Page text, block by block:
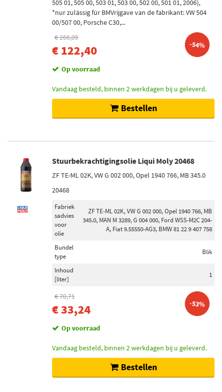
505 01, 505 00, 503 01, 503 00, 502 00, 501 01, 2006),
*nur zulässig für BMVrijgave van de fabrikant: VW 504
00/507 00, Porsche C30,...
€ 266,09
€ 122,40 -54%
Op voorraad
Vandaag besteld, binnen 2 werkdagen bij u geleverd.
Bestellen
Stuurbekrachtigingsolie Liqui Moly 20468
ZF TE-ML 02K, VW G 002 000, Opel 1940 766, MB 345.0
20468
Fabriek
sadvies
voor
olie
ZF TE-ML 02K, VW G 002 000, Opel 1940 766, MB
345.0, MAN M 3289, G 004 000, Ford WSS-M2C 204-
A, Fiat 9.55550-AG3, BMW 81 22 9 407 758
Bundel
type
Blik
Inhoud
[liter]
1
€ 70,71
€ 33,24 -53%
Op voorraad
Vandaag besteld, binnen 2 werkdagen bij u geleverd.
Bestellen